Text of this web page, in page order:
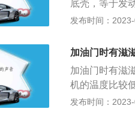
不会传送给发
机都不会动，
丝烧坏、过度
或者声音很小
多的情况下，
一定要放在p
底壳，等于发
封和润滑，有
行，自己可以
果车辆行驶时
到刹车盘了，
行开车了。
发布时间：
加油门时有滋
加油门时有滋
机的温度比较
象，当汽车发
发布时间：